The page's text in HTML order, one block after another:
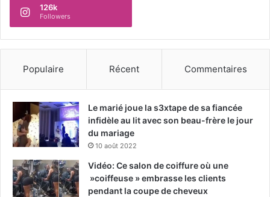
126k
Followers
Populaire Récent Commentaires
Le marié joue la s3xtape de sa fiancée
infidèle au lit avec son beau-frère le jour
du mariage
10 août 2022
Vidéo: Ce salon de coiffure où une
»coiffeuse » embrasse les clients
pendant la coupe de cheveux